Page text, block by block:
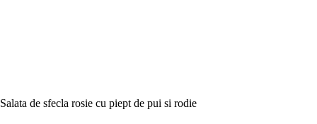
Salata de sfecla rosie cu piept de pui si rodie